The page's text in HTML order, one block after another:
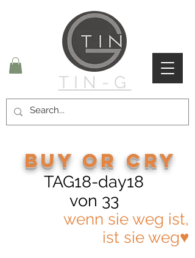
TIN-G
buy or cry
TAG18-day18
von 33
wenn sie weg ist,
ist sie weg♥